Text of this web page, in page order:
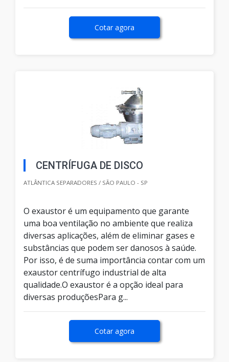
Cotar agora
CENTRÍFUGA DE DISCO
ATLÂNTICA SEPARADORES / SÃO PAULO - SP
O exaustor é um equipamento que garante
uma boa ventilação no ambiente que realiza
diversas aplicações, além de eliminar gases e
substâncias que podem ser danosos à saúde.
Por isso, é de suma importância contar com um
exaustor centrífugo industrial de alta
qualidade.O exaustor é a opção ideal para
diversas produçõesPara g...
Cotar agora